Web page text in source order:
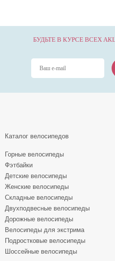
БУДЬТЕ В КУРСЕ ВСЕХ
Каталог велосипедов
Горные велосипеды
Фэтбайки
Детские велосипеды
Женские велосипеды
Складные велосипеды
Двухподвесные велосипеды
Дорожные велосипеды
Велосипеды для экстрима
Подростковые велосипеды
Шоссейные велосипеды